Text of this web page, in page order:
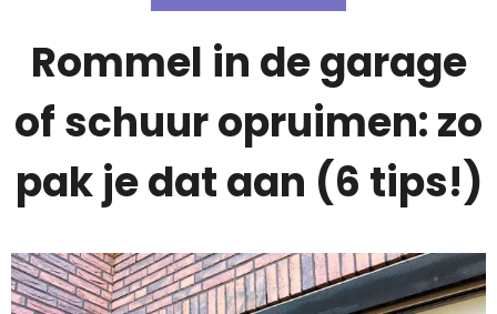
Rommel in de garage
of schuur opruimen: zo
pak je dat aan (6 tips!)